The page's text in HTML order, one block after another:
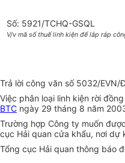
Số: 5921/TCHQ-GSQL
V/v mã số thuế linh kiện để lắp ráp
Trả lời công văn số 5032/EVN/
Việc phân loại linh kiện rời
BTC ngày 29 tháng 8 năm
Trường hợp Công ty muốn
cục Hải quan cửa khẩu, nơi dự
Tổng cục Hải quan thông báo